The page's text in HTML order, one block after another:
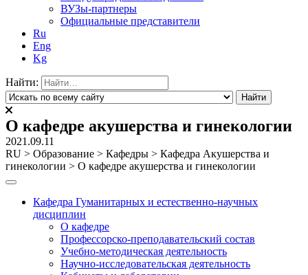
ВУЗы-партнеры
Официальные представители
Ru
Eng
Kg
Найти:
О кафедре акушерства и гинекологии
2021.09.11
RU > Образование > Кафедры > Кафедра Акушерства и
гинекологии > О кафедре акушерства и гинекологии
Кафедра Гуманитарных и естественно-научных
дисциплин
О кафедре
Профессорско-преподавательский состав
Учебно-методическая деятельность
Научно-исследовательская деятельность